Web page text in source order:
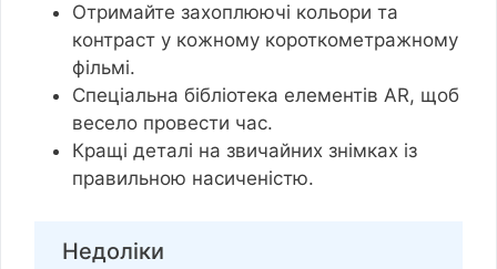
Отримайте захоплюючі кольори та
контраст у кожному короткометражному
фільмі.
Спеціальна бібліотека елементів AR, щоб
весело провести час.
Кращі деталі на звичайних знімках із
правильною насиченістю.
Недоліки